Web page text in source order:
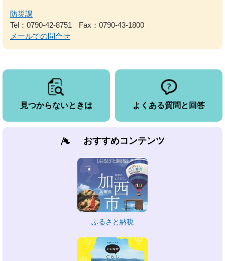
防災課
Tel：0790-42-8751
Fax：0790-43-1800
メールでの問合せ
見つからないときは よくある質問と回答
おすすめコンテンツ
ふるさと納税